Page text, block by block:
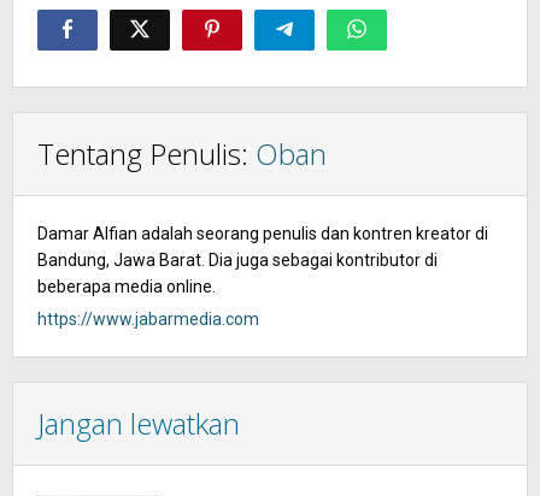
Tentang Penulis: Oban
Damar Alfian adalah seorang penulis dan kontren kreator di
Bandung, Jawa Barat. Dia juga sebagai kontributor di
beberapa media online.
https://www.jabarmedia.com
Jangan lewatkan